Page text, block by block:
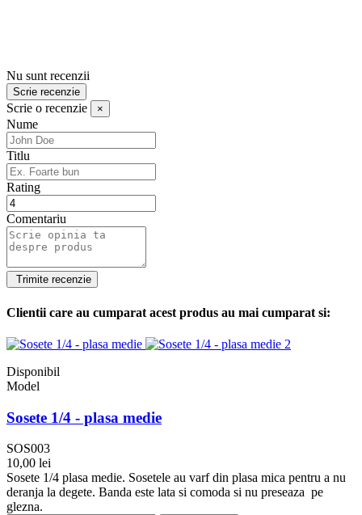
Nu sunt recenzii
Scrie recenzie
Scrie o recenzie ×
Nume
Titlu
Rating
Comentariu
Clientii care au cumparat acest produs au mai cumparat si:
Disponibil
Model
Sosete 1/4 - plasa medie
SOS003
10,00 lei
Sosete 1/4 plasa medie. Sosetele au varf din plasa mica pentru a nu
deranja la degete. Banda este lata si comoda si nu preseaza pe
glezna.